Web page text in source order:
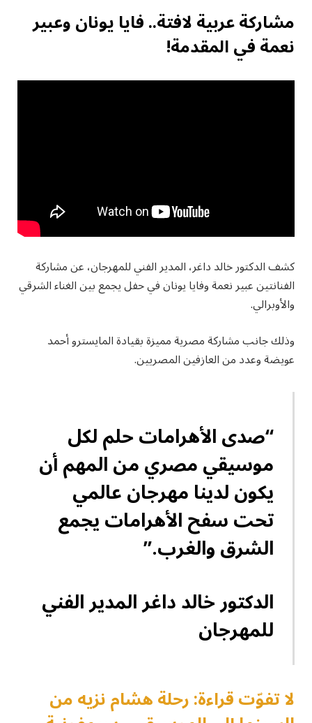
مشاركة عربية لافتة.. فايا يونان وعبير
نعمة في المقدمة!
كشف الدكتور خالد داغر، المدير الفني للمهرجان، عن مشاركة
الفنانتين عبير نعمة وفايا يونان في حفل يجمع بين الغناء الشرقي
والأوبرالي.
وذلك جانب مشاركة مصرية مميزة بقيادة المايسترو أحمد
عويضة وعدد من العازفين المصريين.
“صدى الأهراماتحلم لكل
موسيقي مصريمن المهم أن
يكون لدينا مهرجان عالمي
تحت سفح الأهرامات يجمع
الشرق والغرب.”
الدكتور خالد داغرالمدير الفني
للمهرجان
لا تفوّت قراءة: رحلة هشام نزيه من